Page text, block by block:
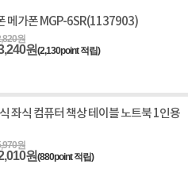
메가폰 MGP-6SR(1137903)
원
원(2,130point 적립)
좌식 컴퓨터 책상 테이블 노트북 1인용
원
원(880point 적립)